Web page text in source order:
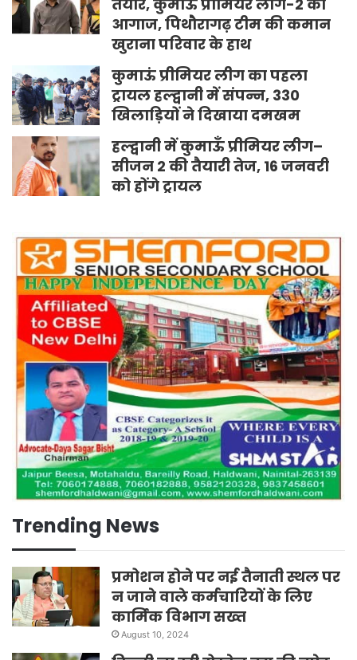
तैयार, कुमाऊं प्रीमियर लीग-2 का
आगाज, पिथौरागढ़ टीम की कमान
खुराना परिवार के हाथ
कुमाऊं प्रीमियर लीग का पहला
ट्रायल हल्द्वानी में संपन्न, 330
खिलाड़ियों ने दिखाया दमखम
हल्द्वानी में कुमाऊँ प्रीमियर लीग–
सीजन 2 की तैयारी तेज, 16 जनवरी
को होंगे ट्रायल
Trending News
प्रमोशन होने पर नई तैनाती स्थल पर
न जाने वाले कर्मचारियों के लिए
कार्मिक विभाग सख्त
August 10, 2024